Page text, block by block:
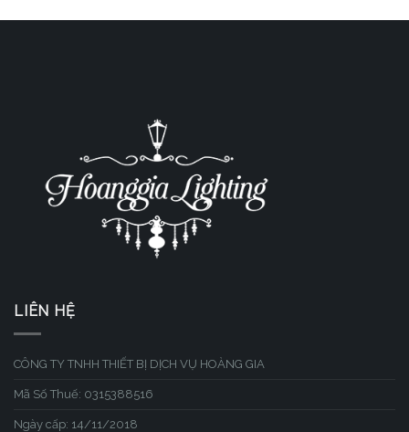
LIÊN HỆ
CÔNG TY TNHH THIẾT BỊ DỊCH VỤ HOÀNG GIA
Mã Số Thuế: 0315388516
Ngày cấp: 14/11/2018